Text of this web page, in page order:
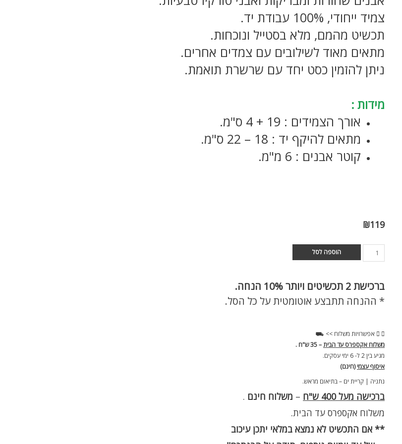
צמיד ייחודי, 100% עבודת יד.
תכשיט מהמם, מלא בסטייל ונוכחות.
מתאים מאוד לשילובים עם צמדים אחרים.
ניתן להזמין כסט יחד עם שרשרת תואמת.
מידות :
אורך הצמידים : 19 + 4 ס"מ.
מתאים להיקף יד : 18 – 22 ס"מ.
קוטר אבנים : 6 מ"מ.
₪119
הוספה לסל
ברכישת
* ההנחה תתבצע אוטומטית על כל הסל.
אפשרויות משלוח >> ⛟
משלוח אקספרס עד הבית– 35 ש"ח .
מגיע בין 2 ל- 6 ימי עסקים.
איסוף עצמי(חינם)
נתניה | קריית ים – בתיאום מראש.
ברכישה מעל 400 ש"ח – משלוח חינם .
משלוח אקספרס עד הבית.
** אם התכשיט לא נמצא במלאי יתכן עיכוב